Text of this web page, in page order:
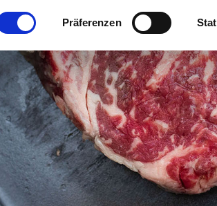
Präferenzen